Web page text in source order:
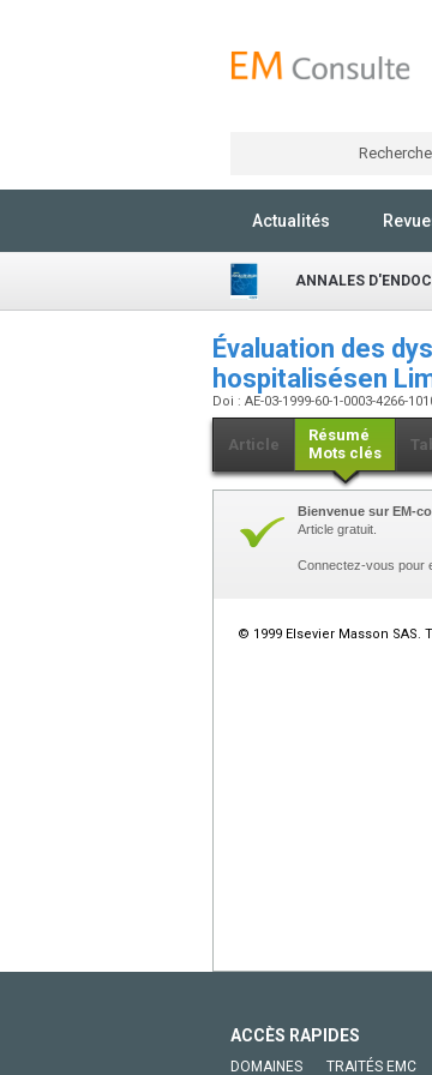
Actualités
ANNALES
Évaluation des
hospitalisésen
Doi : AE-03-1999-60-1-0003-4266-
Article
Résumé
Mots clés
Bienvenue sur EM-
Article gratuit.
Connectez-vous pour
© 1999 Elsevier Masson SAS.
ACCÈS RAPIDES
DOMAINES TRAITÉS EMC